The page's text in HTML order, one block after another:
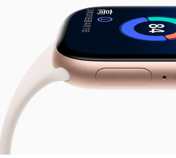
11